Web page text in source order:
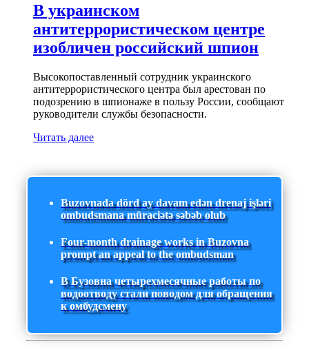
В украинском
антитеррористическом центре
изобличен российский шпион
Высокопоставленный сотрудник украинского
антитеррористического центра был арестован по
подозрению в шпионаже в пользу России, сообщают
руководители службы безопасности.
Читать далее
Buzovnada dörd ay davam edən drenaj işləri
ombudsmana müraciətə səbəb olub
Four-month drainage works in Buzovna
prompt an appeal to the ombudsman
В Бузовна четырехмесячные работы по
водоотводу стали поводом для обращения
к омбудсмену